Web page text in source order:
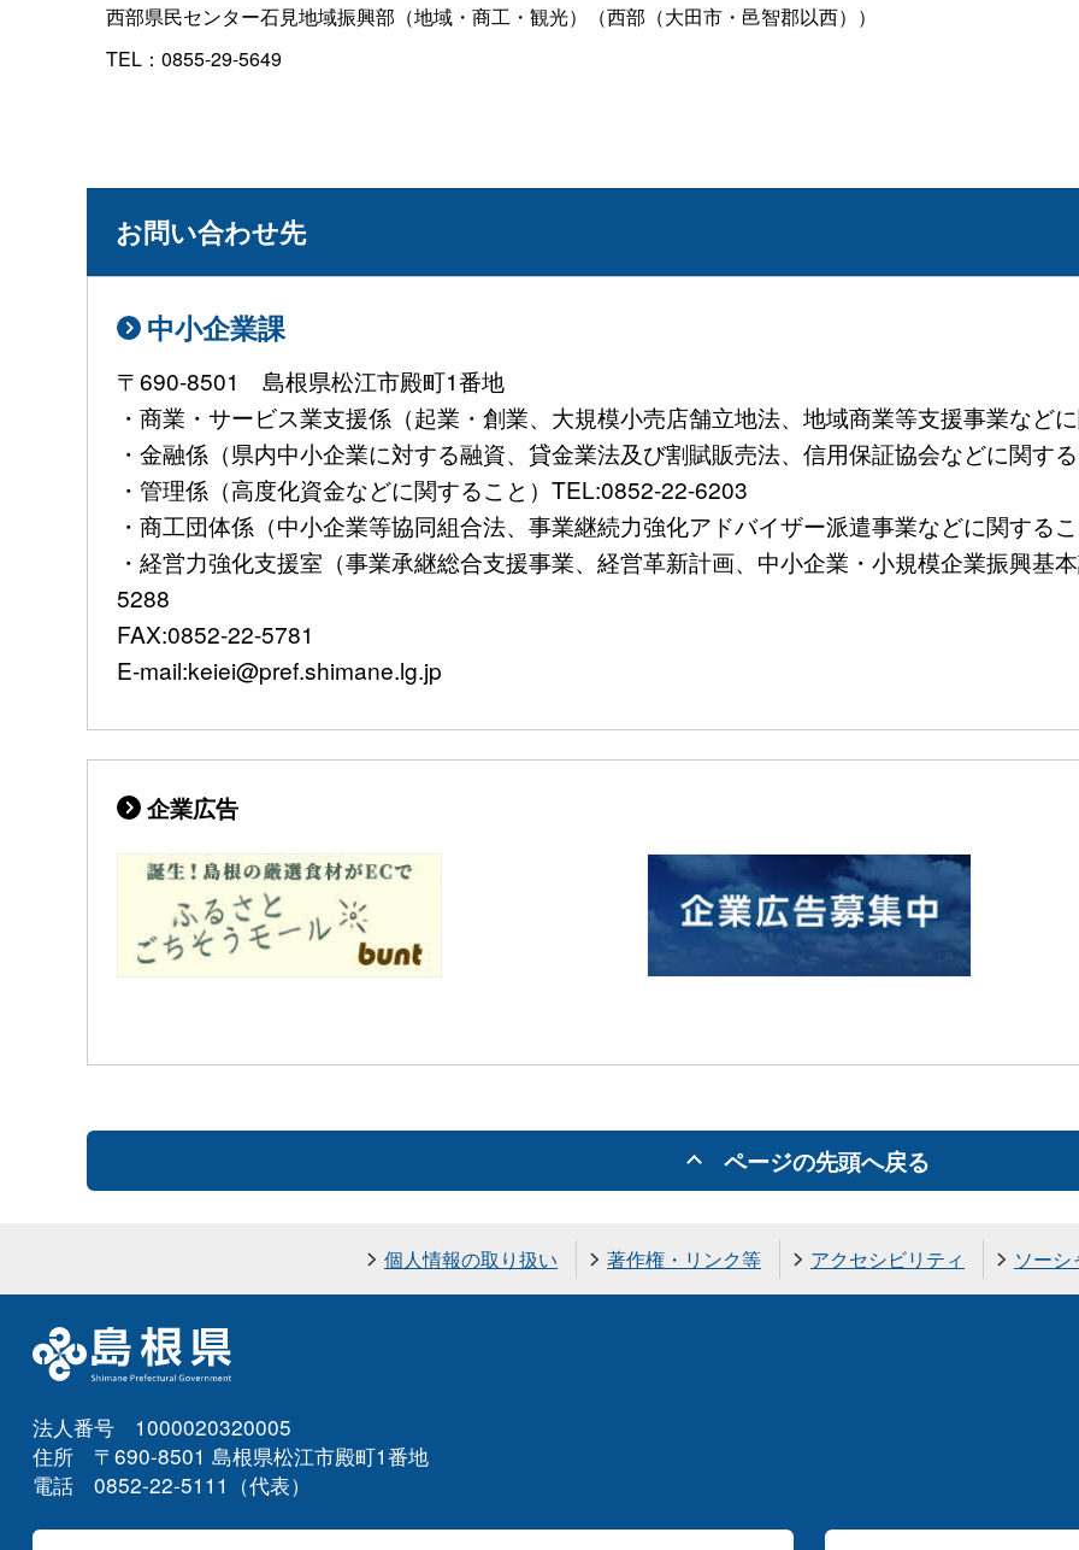
西部県民センター石見地域振興部（地域・商工・観光）（西部（大田市・邑智郡以西））
TEL：0855-29-5649
お問い合わせ先
中小企業課
〒690-8501 島根県松江市殿町1番地
・商業・サービス業支援係（起業・創業、大規模小売店舗立地法、地域商業等支援事業など
・金融係（県内中小企業に対する融資、貸金業法及び割賦販売法、信用保証協会などに関す
・管理係（高度化資金などに関すること）TEL:0852-22-6203
・商工団体係（中小企業等協同組合法、事業継続力強化アドバイザー派遣事業などに関する
・経営力強化支援室（事業承継総合支援事業、経営革新計画、中小企業・小規模企業振興基
5288
FAX:0852-22-5781
E-mail:keiei@pref.shimane.lg.jp
企業広告
ページの先頭へ戻る
個人情報の取り扱い 著作権・リンク等 アクセシビリティ ソー
法人番号 1000020320005
住所 〒690-8501 島根県松江市殿町1番地
電話 0852-22-5111（代表）